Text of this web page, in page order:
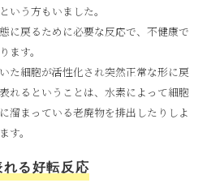
いう方もいました。
に戻るために必要な反応で、不健康で
ます。
た細胞が活性化され突然正常な形に戻
れるということは、水素によって細胞
溜まっている老廃物を排出したりしよ
す。
れる好転反応